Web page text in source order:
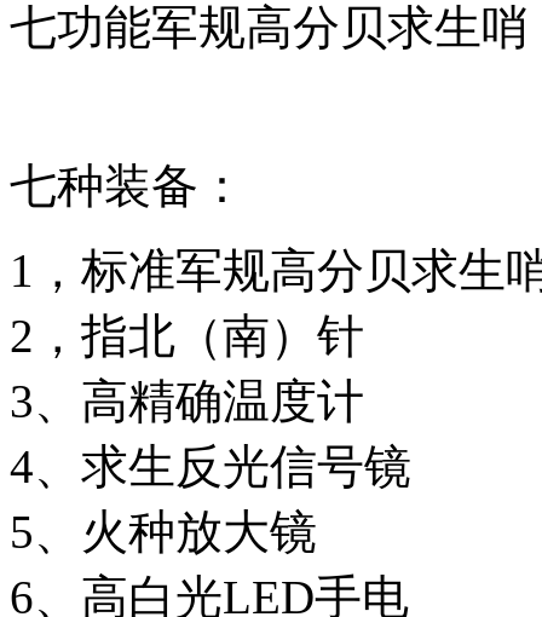
七功能军规高分贝求生哨
七种装备：
1，标准军规高分贝求生
2，指北（南）针
3、高精确温度计
4、求生反光信号镜
5、火种放大镜
6、高白光LED手电